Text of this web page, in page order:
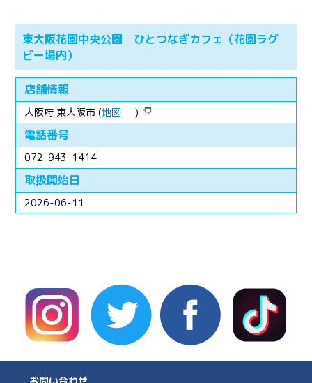
東大阪花園中央公園 ひとつなぎカフェ（花園ラグ
ビー場内）
店舗情報
大阪府 東大阪市 (地図 )
電話番号
072-943-1414
取扱開始日
2026-06-11